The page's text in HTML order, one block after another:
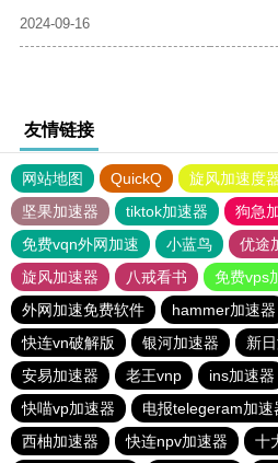
2024-09-16
友情链接
网站地图 QuickQ 旋风加速度
坚果加速器
tiktok加速器
狗急
免费vqn外网加速
小蓝鸟 优途
旋风加速器
八戒看书
免费vps
外网加速免费软件
hammer加速器
快连vn破解版
银河加速器 新
安易加速器
老王vnp ins加速器
快喵vp加速器
电报telegeram加速
西柚加速器
快连npv加速器 十